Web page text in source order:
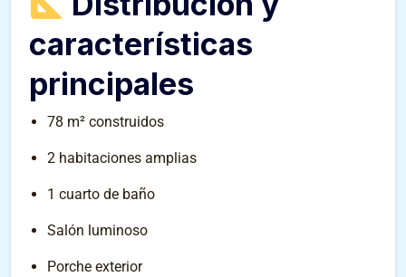
características
principales
78 m² construidos
2 habitaciones amplias
1 cuarto de baño
Salón luminoso
Porche exterior